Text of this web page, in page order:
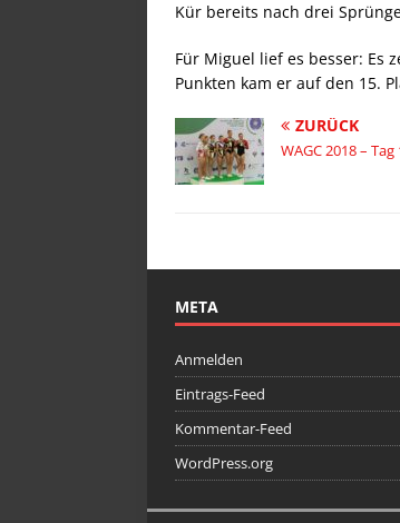
Kür bereits nach drei
Für Miguel lief es besser: Es
Punkten kam er auf den 15.
ZURÜCK
WAGC 2018 – Tag
META
Anmelden
Eintrags-Feed
Kommentar-Feed
WordPress.org